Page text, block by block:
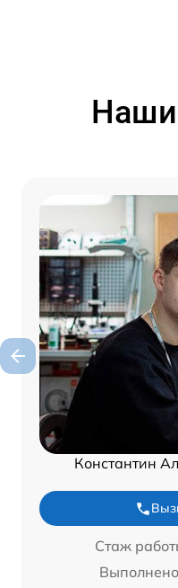
Наши
Константин
Стаж